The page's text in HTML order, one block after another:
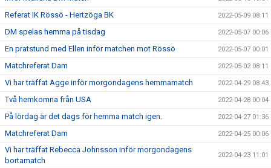
Referat IK Rössö - Hertzöga BK 2022-05-09 08:11
DM spelas hemma på tisdag 2022-05-07 00:06
En pratstund med Ellen inför matchen mot Rössö 2022-05-07 00:01
Matchreferat Dam 2022-05-02 08:11
Vi har träffat Agge inför morgondagens hemmamatch 2022-04-29 08:43
Två hemkomna från USA 2022-04-28 00:04
På lördag är det dags för hemma match igen. 2022-04-27 01:36
Matchreferat Dam 2022-04-25 00:06
Vi har träffat Rebecca Johnsson inför morgondagens
bortamatch
2022-04-23 11:01